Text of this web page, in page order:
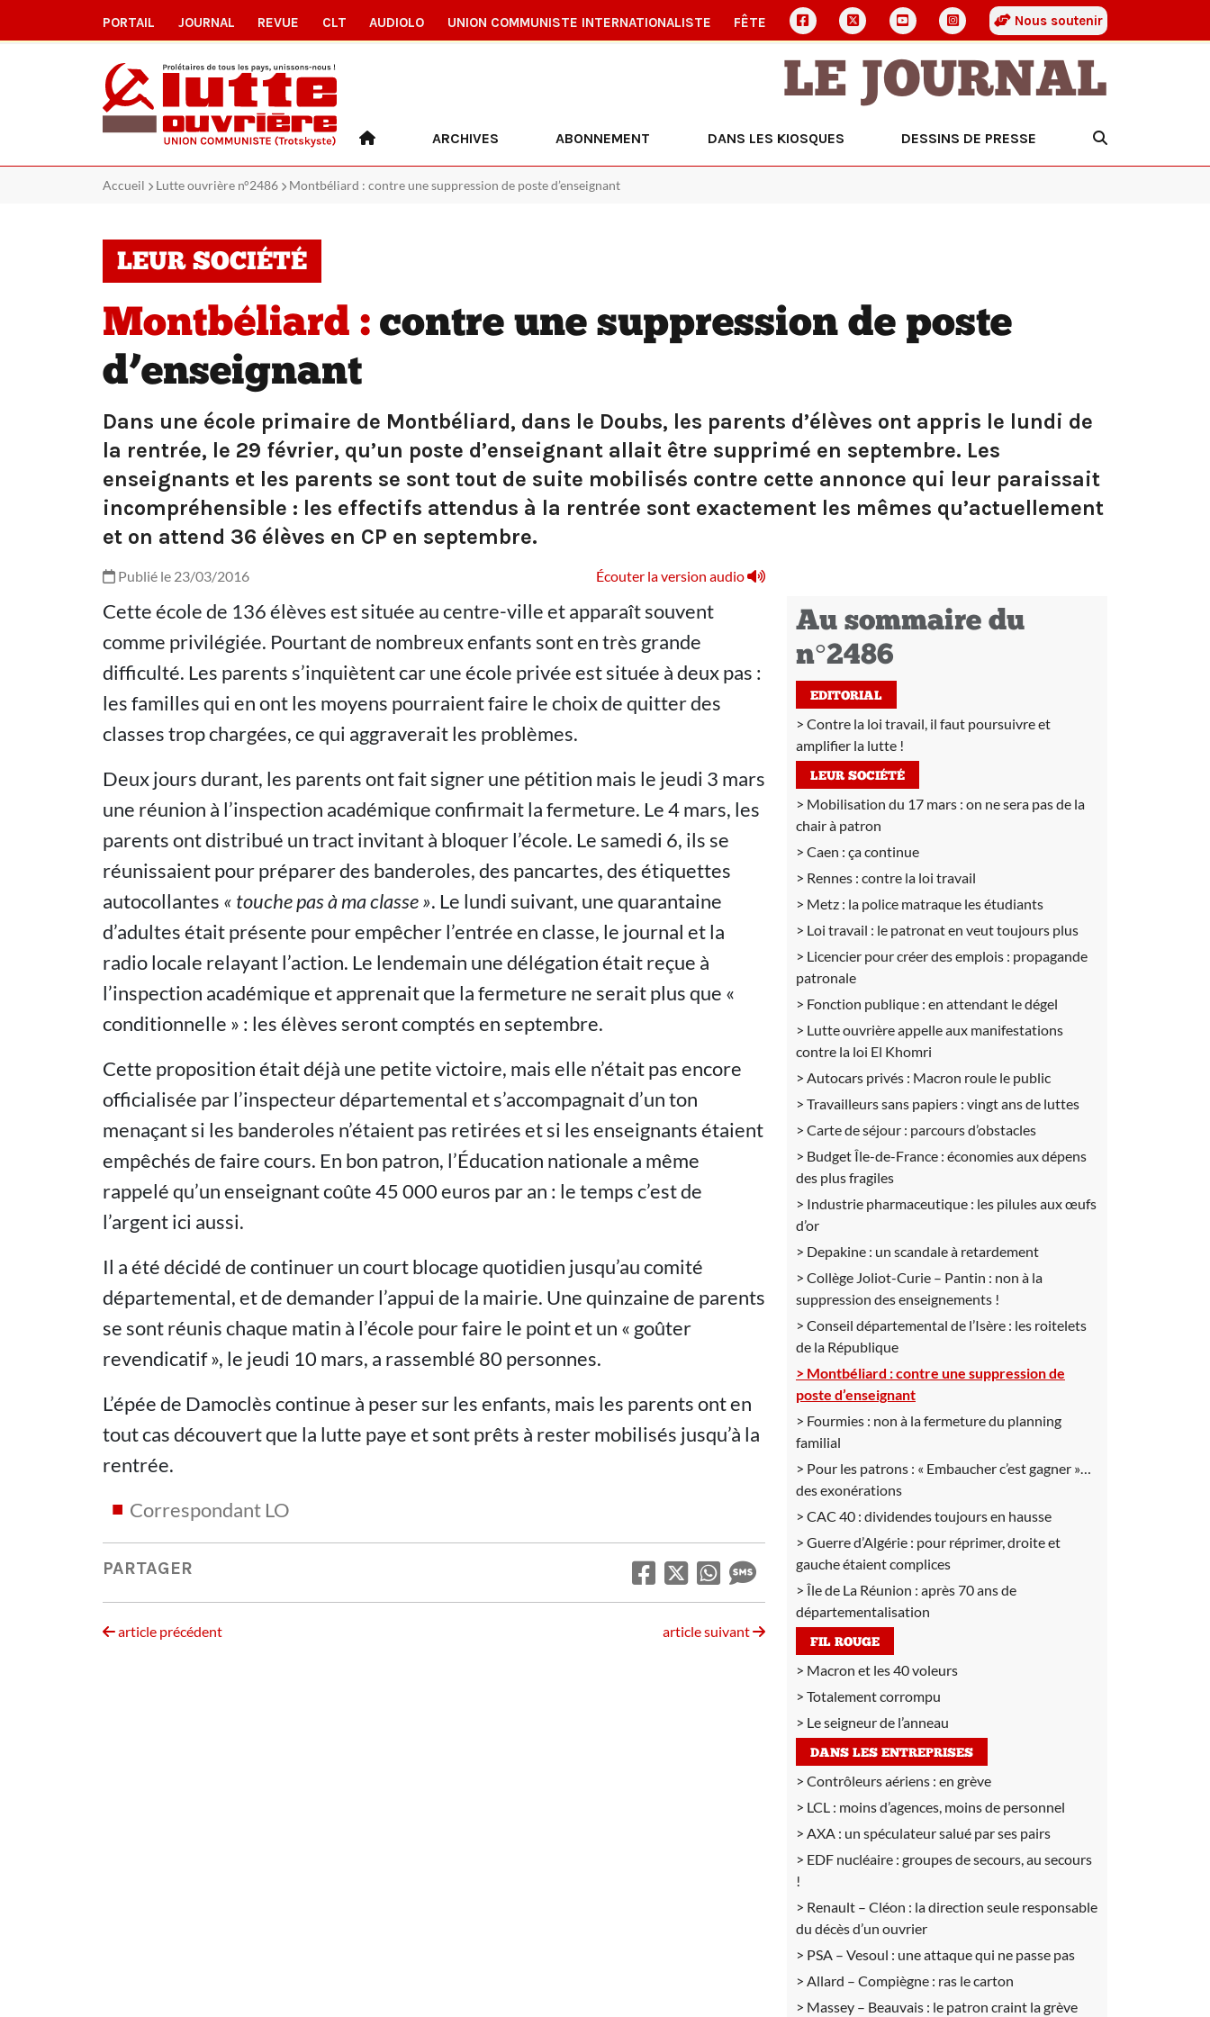
PORTAIL JOURNAL REVUE CLT AUDIOLO UNION COMMUNISTE INTERNATIONALISTE FÊTE Nous soutenir
LE JOURNAL
ARCHIVES ABONNEMENT DANS LES KIOSQUES DESSINS DE PRESSE
Accueil Lutte ouvrière n°2486 Montbéliard : contre une suppression de poste d’enseignant
LEUR SOCIÉTÉ
Montbéliard : contre une suppression de poste
d’enseignant
Dans une école primaire de Montbéliard, dans le Doubs, les parents d’élèves ont appris le lundi de
la rentrée, le 29 février, qu’un poste d’enseignant allait être supprimé en septembre. Les
enseignants et les parents se sont tout de suite mobilisés contre cette annonce qui leur paraissait
incompréhensible : les effectifs attendus à la rentrée sont exactement les mêmes qu’actuellement
et on attend 36 élèves en CP en septembre.
Publié le 23/03/2016 Écouter la version audio
Cette école de 136 élèves est située au centre-ville et apparaît souvent
comme privilégiée. Pourtant de nombreux enfants sont en très grande
difficulté. Les parents s’inquiètent car une école privée est située à deux pas :
les familles qui en ont les moyens pourraient faire le choix de quitter des
classes trop chargées, ce qui aggraverait les problèmes.
Deux jours durant, les parents ont fait signer une pétition mais le jeudi 3 mars
une réunion à l’inspection académique confirmait la fermeture. Le 4 mars, les
parents ont distribué un tract invitant à bloquer l’école. Le samedi 6, ils se
réunissaient pour préparer des banderoles, des pancartes, des étiquettes
autocollantes « touche pas à ma classe». Le lundi suivant, une quarantaine
d’adultes était présente pour empêcher l’entrée en classe, le journal et la
radio locale relayant l’action. Le lendemain une délégation était reçue à
l’inspection académique et apprenait que la fermeture ne serait plus que «
conditionnelle » : les élèves seront comptés en septembre.
Cette proposition était déjà une petite victoire, mais elle n’était pas encore
officialisée par l’inspecteur départemental et s’accompagnait d’un ton
menaçant si les banderoles n’étaient pas retirées et si les enseignants étaient
empêchés de faire cours. En bon patron, l’Éducation nationale a même
rappelé qu’un enseignant coûte 45 000 euros par an : le temps c’est de
l’argent ici aussi.
Il a été décidé de continuer un court blocage quotidien jusqu’au comité
départemental, et de demander l’appui de la mairie. Une quinzaine de parents
se sont réunis chaque matin à l’école pour faire le point et un « goûter
revendicatif », le jeudi 10 mars, a rassemblé 80 personnes.
L’épée de Damoclès continue à peser sur les enfants, mais les parents ont en
tout cas découvert que la lutte paye et sont prêts à rester mobilisés jusqu’à la
rentrée.
Correspondant LO
PARTAGER
article précédent article suivant
Au sommaire du
n°2486
EDITORIAL
Contre la loi travail, il faut poursuivre et
amplifier la lutte !
LEUR SOCIÉTÉ
Mobilisation du 17 mars : on ne sera pas de la
chair à patron
Caen : ça continue
Rennes : contre la loi travail
Metz : la police matraque les étudiants
Loi travail : le patronat en veut toujours plus
Licencier pour créer des emplois : propagande
patronale
Fonction publique : en attendant le dégel
Lutte ouvrière appelle aux manifestations
contre la loi El Khomri
Autocars privés : Macron roule le public
Travailleurs sans papiers : vingt ans de luttes
Carte de séjour : parcours d’obstacles
Budget Île-de-France : économies aux dépens
des plus fragiles
Industrie pharmaceutique : les pilules aux œufs
d’or
Depakine : un scandale à retardement
Collège Joliot-Curie – Pantin : non à la
suppression des enseignements !
Conseil départemental de l’Isère : les roitelets
de la République
Montbéliard :contre une suppression de
poste d’enseignant
Fourmies : non à la fermeture du planning
familial
Pour les patrons : « Embaucher c’est gagner »…
des exonérations
CAC 40 : dividendes toujours en hausse
Guerre d’Algérie : pour réprimer, droite et
gauche étaient complices
Île de La Réunion : après 70 ans de
départementalisation
FIL ROUGE
Macron et les 40 voleurs
Totalement corrompu
Le seigneur de l’anneau
DANS LES ENTREPRISES
Contrôleurs aériens : en grève
LCL : moins d’agences, moins de personnel
AXA : un spéculateur salué par ses pairs
EDF nucléaire : groupes de secours, au secours
!
Renault – Cléon : la direction seule responsable
du décès d’un ouvrier
PSA – Vesoul : une attaque qui ne passe pas
Allard – Compiègne : ras le carton
Massey – Beauvais : le patron craint la grève